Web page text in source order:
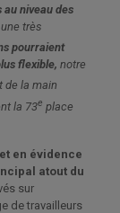
niveau des
très
pourraient
flexible, notre
de la main
la 73e place
en évidence
atout du
sur
de travailleurs